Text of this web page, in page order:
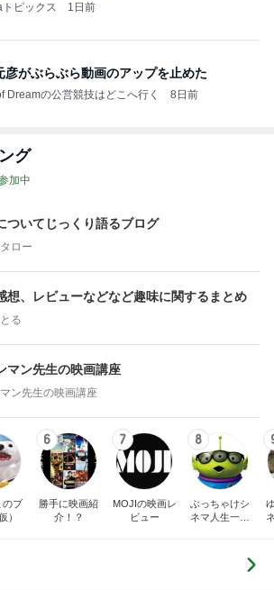
ピックス 1日前
彦がぶらぶら動画のアップを止めた
Dreamの公営競技はどこへ行く 8日前
グ
加中
ついてじっくり語るブログ
ロー
想、レビューなどなど趣味に関するまとめ
る
マン先生の映画講座
ン先生の映画講座
のブ
）
6
勝手に映画紹
介！？
7
MOJIの映画レ
ビュー
8
ぶっちゃけシ
ネマ人生一直